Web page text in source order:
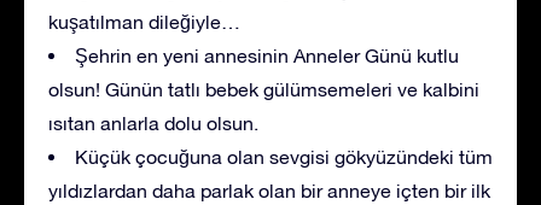
kuşatılman dileğiyle…
Şehrin en yeni annesinin Anneler Günü kutlu
olsun! Günün tatlı bebek gülümsemeleri ve kalbini
ısıtan anlarla dolu olsun.
Küçük çocuğuna olan sevgisi gökyüzündeki tüm
yıldızlardan daha parlak olan bir anneye içten bir ilk